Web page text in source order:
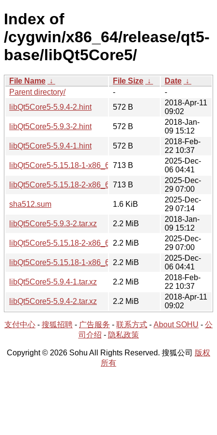
Index of
/cygwin/x86_64/release/qt5-
base/libQt5Core5/
File Name ↓ File Size ↓ Date ↓
Parent directory/
-
-
libQt5Core5-5.9.4-2.hint
572 B
2018-Apr-11
09:02
libQt5Core5-5.9.3-2.hint
572 B
2018-Jan-
09 15:12
libQt5Core5-5.9.4-1.hint
572 B
2018-Feb-
22 10:37
libQt5Core5-5.15.18-1-x86_64.hint
713 B
2025-Dec-
06 04:41
libQt5Core5-5.15.18-2-x86_64.hint
713 B
2025-Dec-
29 07:00
sha512.sum
1.6 KiB
2025-Dec-
29 07:14
libQt5Core5-5.9.3-2.tar.xz
2.2 MiB
2018-Jan-
09 15:12
libQt5Core5-5.15.18-2-x86_64.tar.xz
2.2 MiB
2025-Dec-
29 07:00
libQt5Core5-5.15.18-1-x86_64.tar.xz
2.2 MiB
2025-Dec-
06 04:41
libQt5Core5-5.9.4-1.tar.xz
2.2 MiB
2018-Feb-
22 10:37
libQt5Core5-5.9.4-2.tar.xz
2.2 MiB
2018-Apr-11
09:02
支付中心 - 搜狐招聘 - 广告服务 - 联系方式 - About SOHU - 公
司介绍 - 隐私政策
Copyright © 2026 Sohu All Rights Reserved. 搜狐公司 版权
所有